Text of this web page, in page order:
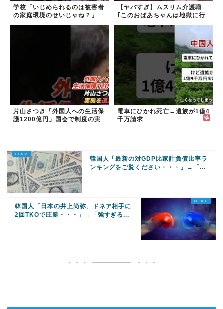
学校「いじめられるのは被害者
の家庭環境のせいじゃね？」
【ヤバすぎ】ムスリム介護職
｢このおばあちゃんは地獄に行
片山さつき「外国人への生活保
護1200億円」国会で制度の実
電車にひかれ死亡→遺族が1億4
千万請求
韓国人「最新の対GDP比家計負債比率ラ
ンキングをご覧ください・・・」→「...
韓国人「日本の井上尚弥、ドネア相手に
2回TKOで圧勝・・・」→「強すぎる...